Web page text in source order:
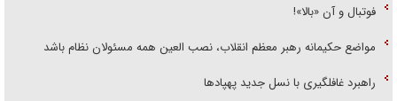
فوتبال و آن «بالا»!
مواضع حکیمانه رهبر معظم انقلاب، نصب العین همه مسئولان نظام باشد
راهبرد غافلگیری با نسل جدید پهپاد‌ها